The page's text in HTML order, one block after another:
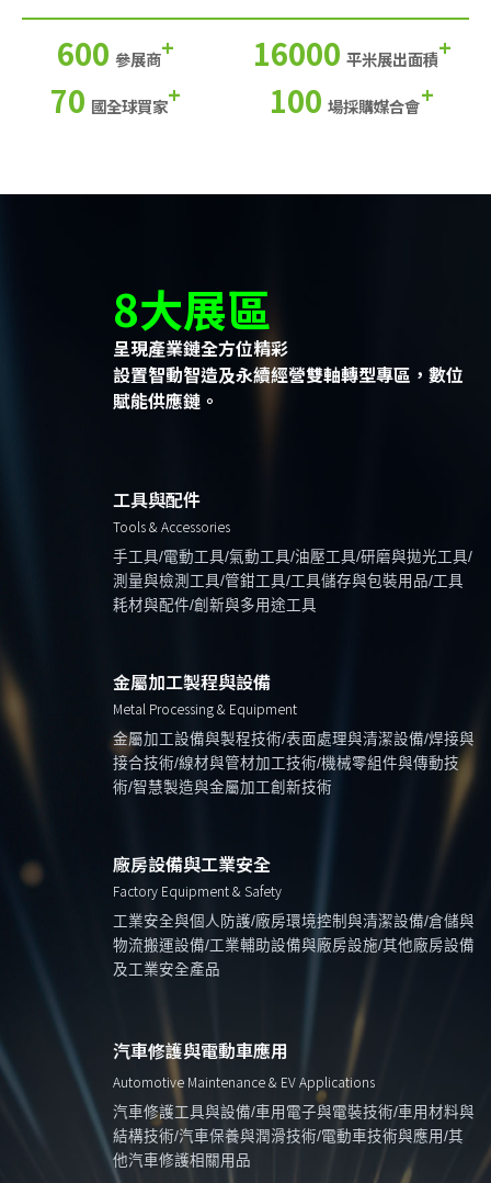
600 參展商+ 16000 平米展出面積+
70 國全球買家+ 100 場採購媒合會+
8大展區
呈現產業鏈全方位精彩
設置智動智造及永續經營雙軸轉型專區，數位
賦能供應鏈。
工具與配件
Tools & Accessories
手工具/電動工具/氣動工具/油壓工具/研磨與拋光工具/
測量與檢測工具/管鉗工具/工具儲存與包裝用品/工具
耗材與配件/創新與多用途工具
金屬加工製程與設備
Metal Processing & Equipment
金屬加工設備與製程技術/表面處理與清潔設備/焊接與
接合技術/線材與管材加工技術/機械零組件與傳動技
術/智慧製造與金屬加工創新技術
廠房設備與工業安全
Factory Equipment & Safety
工業安全與個人防護/廠房環境控制與清潔設備/倉儲與
物流搬運設備/工業輔助設備與廠房設施/其他廠房設備
及工業安全產品
汽車修護與電動車應用
Automotive Maintenance & EV Applications
汽車修護工具與設備/車用電子與電裝技術/車用材料與
結構技術/汽車保養與潤滑技術/電動車技術與應用/其
他汽車修護相關用品